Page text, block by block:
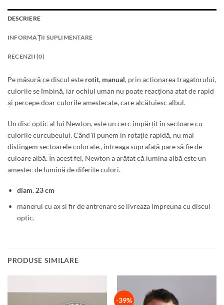
DESCRIERE
INFORMAȚII SUPLIMENTARE
RECENZII (0)
Pe măsură ce discul este rotit, manual, prin actionarea tragatorului,
culorile se îmbină, iar ochiul uman nu poate reacționa atat de rapid
și percepe doar culorile amestecate, care alcătuiesc albul.
Un disc optic al lui Newton, este un cerc împărțit în sectoare cu
culorile curcubeului. Când îl punem in rotație rapidă, nu mai
distingem sectoarele colorate., intreaga suprafață pare să fie de
culoare albă. În acest fel, Newton a arătat că lumina albă este un
amestec de lumină de diferite culori.
diam. 23 cm
manerul cu ax si fir de antrenare se livreaza impreuna cu discul
optic.
PRODUSE SIMILARE
-39%